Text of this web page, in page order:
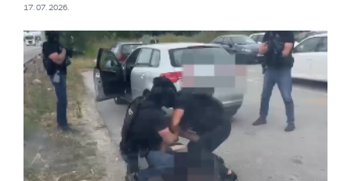
17. 07. 2026.